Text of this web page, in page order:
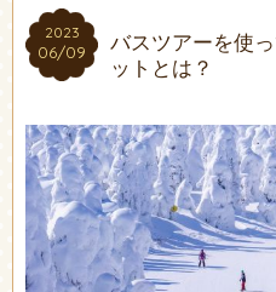
2023
06/09
2023
06/09
バスツアーを使
ットとは？